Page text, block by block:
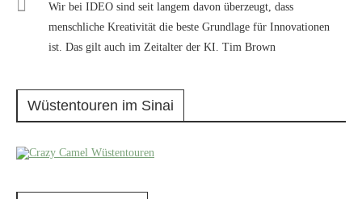
Wir bei IDEO sind seit langem davon überzeugt, dass
menschliche Kreativität die beste Grundlage für Innovationen
ist. Das gilt auch im Zeitalter der KI. Tim Brown
Wüstentouren im Sinai